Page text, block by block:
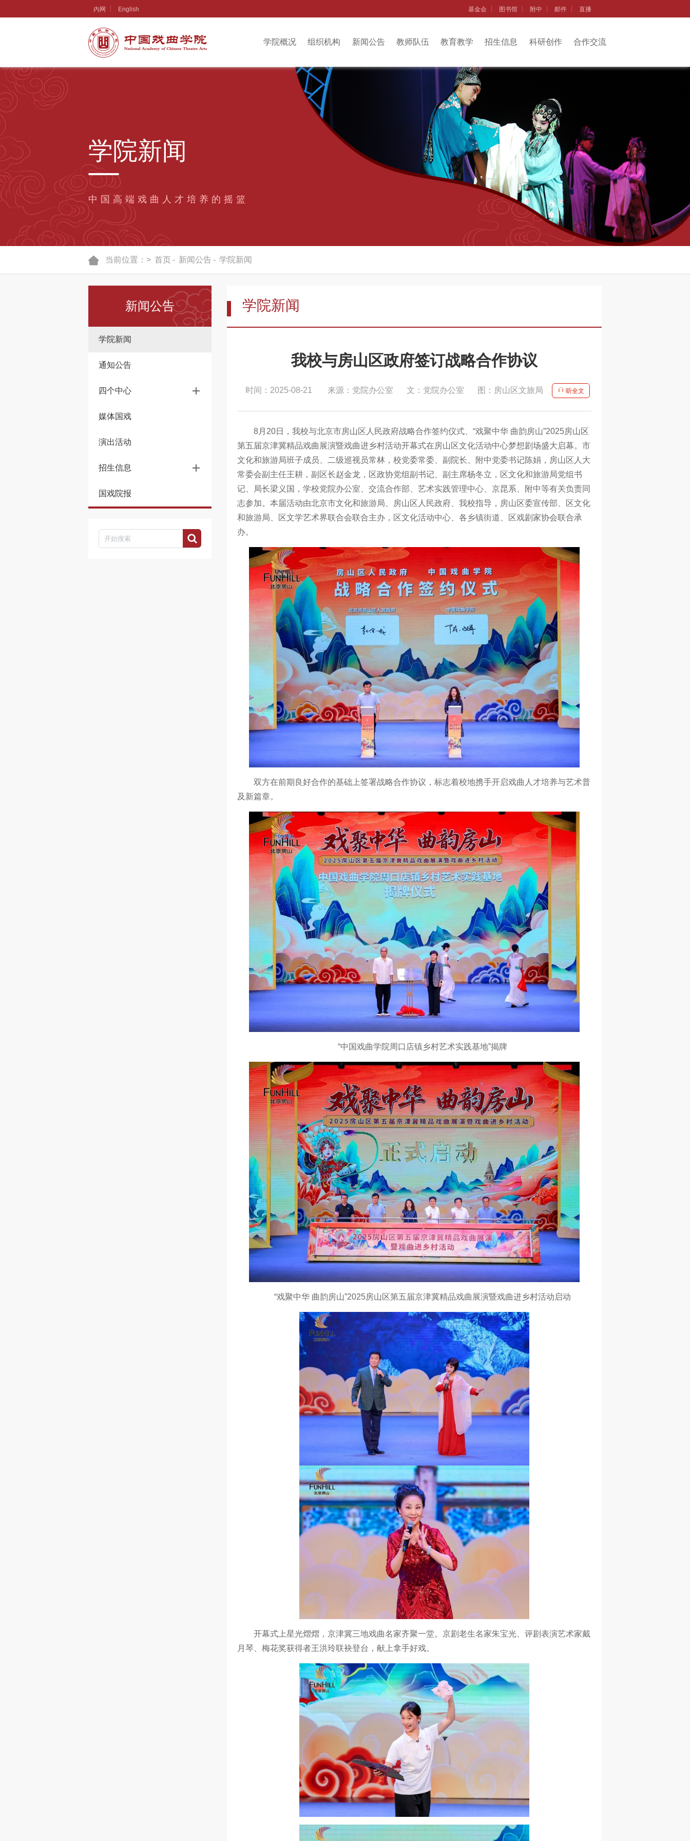
内网 English 基金会 图书馆 附中 邮件 直播
学院概况 组织机构 新闻公告 教师队伍 教育教学 招生信息 科研创作 合作交流
学院新闻
中国高端戏曲人才培养的摇篮
当前位置：> 首页- 新闻公告 - 学院新闻
新闻公告
学院新闻
通知公告
四个中心
媒体国戏
演出活动
招生信息
国戏院报
学院新闻
我校与房山区政府签订战略合作协议
时间：2025-08-21 来源：党院办公室 文：党院办公室 图：房山区文旅局 听全文
8月20日，我校与北京市房山区人民政府战略合作签约仪式、“戏聚中华 曲韵房山”2025房山区
第五届京津冀精品戏曲展演暨戏曲进乡村活动开幕式在房山区文化活动中心梦想剧场盛大启幕。市
文化和旅游局班子成员、二级巡视员常林，校党委常委、副院长、附中党委书记陈娟，房山区人大
常委会副主任王耕，副区长赵金龙，区政协党组副书记、副主席杨冬立，区文化和旅游局党组书
记、局长梁义国，学校党院办公室、交流合作部、艺术实践管理中心、京昆系、附中等有关负责同
志参加。本届活动由北京市文化和旅游局、房山区人民政府、我校指导，房山区委宣传部、区文化
和旅游局、区文学艺术界联合会联合主办，区文化活动中心、各乡镇街道、区戏剧家协会联合承
办。
双方在前期良好合作的基础上签署战略合作协议，标志着校地携手开启戏曲人才培养与艺术普
及新篇章。
“中国戏曲学院周口店镇乡村艺术实践基地”揭牌
“戏聚中华 曲韵房山”2025房山区第五届京津冀精品戏曲展演暨戏曲进乡村活动启动
开幕式上星光熠熠，京津冀三地戏曲名家齐聚一堂。京剧老生名家朱宝光、评剧表演艺术家戴
月琴、梅花奖获得者王洪玲联袂登台，献上拿手好戏。